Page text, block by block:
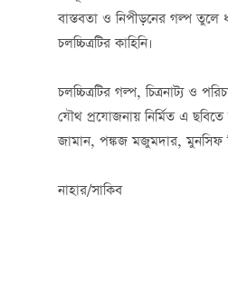
বাস্তবতা ও নিপীড়নের গল্প তুলে
চলচ্চিত্রটির কাহিনি।
চলচ্চিত্রটির গল্প, চিত্রনাট্য ও
যৌথ প্রযোজনায় নির্মিত এ
জামান, পঙ্কজ মজুমদার, মুনসিফ
নাহার/সাকিব